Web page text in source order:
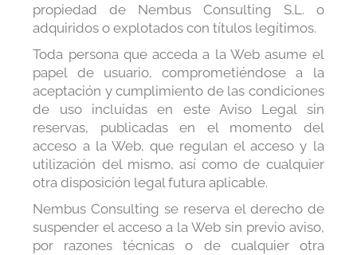
propiedad de Nembus Consulting S.L. o
adquiridos o explotados con títulos legítimos.
Toda persona que acceda a la Web asume el
papel de usuario, comprometiéndose a la
aceptación y cumplimiento de las condiciones
de uso incluidas en este Aviso Legal sin
reservas, publicadas en el momento del
acceso a la Web, que regulan el acceso y la
utilización del mismo, así como de cualquier
otra disposición legal futura aplicable.
Nembus Consulting se reserva el derecho de
suspender el acceso a la Web sin previo aviso,
por razones técnicas o de cualquier otra